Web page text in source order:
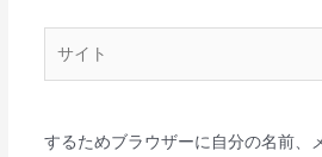
*
するためブラウザーに自分の名前、